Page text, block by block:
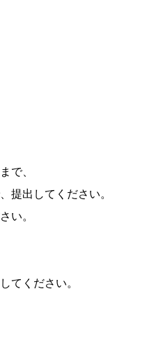
で、
提出してください。
い。
ください。